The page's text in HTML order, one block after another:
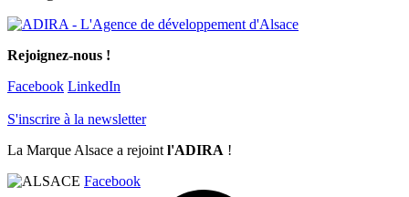
Rejoignez-nous !
Facebook LinkedIn
S'inscrire à la newsletter
La Marque Alsace a rejoint l'ADIRA !
Facebook